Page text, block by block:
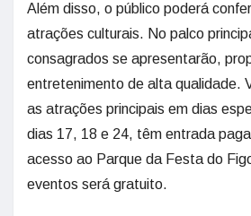
Além disso, o público poderá
atrações culturais. No palco
consagrados se apresentarão,
entretenimento de alta qualidade.
as atrações principais em dias
dias 17, 18 e 24, têm entrada
acesso ao Parque da Festa do
eventos será gratuito.